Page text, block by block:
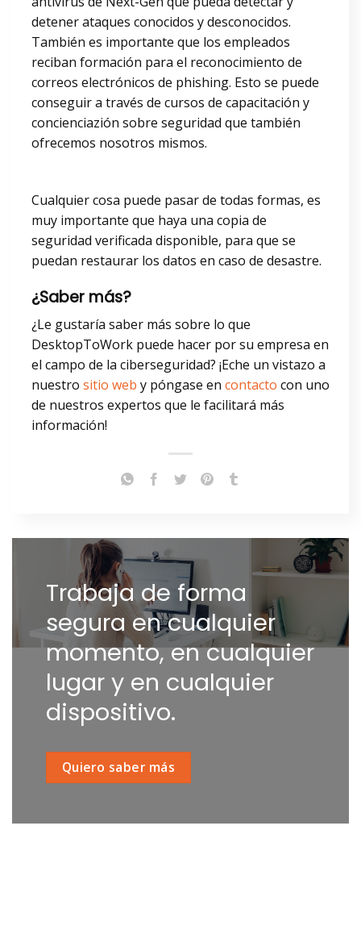
detener ataques conocidos y desconocidos.
También es importante que los empleados
reciban formación para el reconocimiento de
correos electrónicos de phishing. Esto se puede
conseguir a través de cursos de capacitación y
concienciazión sobre seguridad que también
ofrecemos nosotros mismos.
Cualquier cosa puede pasar de todas formas, es
muy importante que haya una copia de
seguridad verificada disponible, para que se
puedan restaurar los datos en caso de desastre.
¿Saber más?
¿Le gustaría saber más sobre lo que
DesktopToWork puede hacer por su empresa en
el campo de la ciberseguridad? ¡Eche un vistazo a
nuestro sitio web y póngase en contacto con uno
de nuestros expertos que le facilitará más
información!
Trabaja de forma
segura en cualquier
momento, en cualquier
lugar y en cualquier
dispositivo.
Quiero saber más